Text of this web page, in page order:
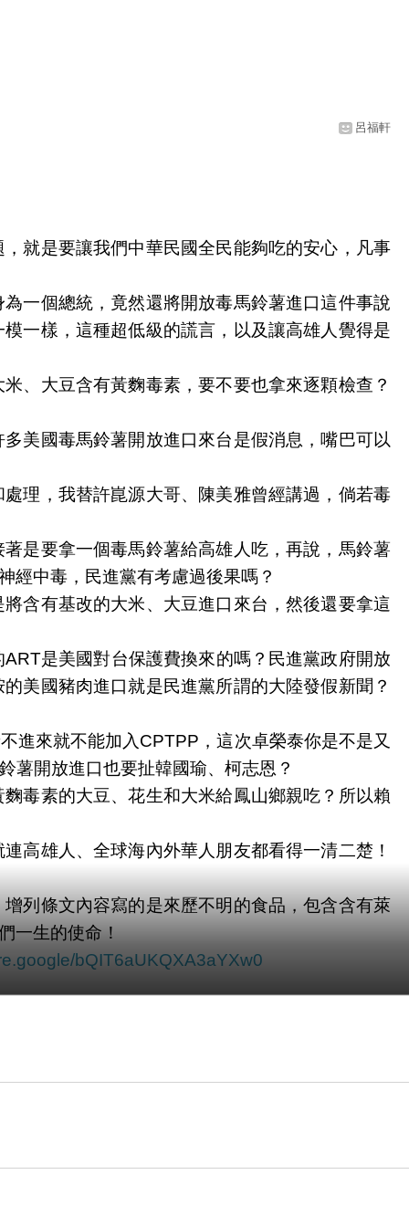
呂福軒
就是要讓我們中華民國全民能夠吃的安心，凡事
一個總統，竟然還將開放毒馬鈴薯進口這件事說
一樣，這種超低級的謊言，以及讓高雄人覺得是
、大豆含有黃麴毒素，要不要也拿來逐顆檢查？
美國毒馬鈴薯開放進口來台是假消息，嘴巴可以
理，我替許崑源大哥、陳美雅曾經講過，倘若毒
是要拿一個毒馬鈴薯給高雄人吃，再說，馬鈴薯
經中毒，民進黨有考慮過後果嗎？
含有基改的大米、大豆進口來台，然後還要拿這
是美國對台保護費換來的嗎？民進黨政府開放
美國豬肉進口就是民進黨所謂的大陸發假新聞？
進來就不能加入CPTPP，這次卓榮泰你是不是又
薯開放進口也要扯韓國瑜、柯志恩？
毒素的大豆、花生和大米給鳳山鄉親吃？所以賴
高雄人、全球海內外華人朋友都看得一清二楚！
列條文內容寫的是來歷不明的食品，包含含有萊
一生的使命！
bQIT6aUKQXA3aYXw0